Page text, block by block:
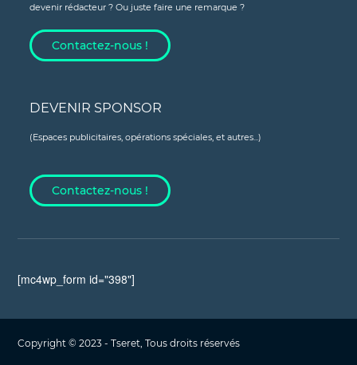
devenir rédacteur ? Ou juste faire une remarque ?
Contactez-nous !
DEVENIR SPONSOR
(Espaces publicitaires, opérations spéciales, et autres...)
Contactez-nous !
[mc4wp_form id="398"]
Copyright © 2023 - Tseret, Tous droits réservés